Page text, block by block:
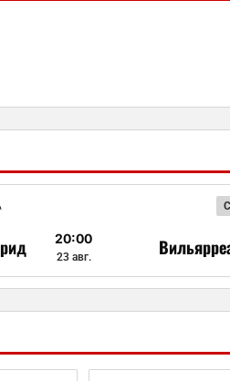
20:00
23 авг.